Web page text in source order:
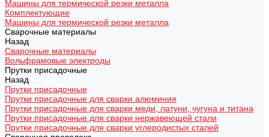
Машины для термической резки металла
Комплектующие
Машины для термической резки металла
Сварочные материалы
Назад
Сварочные материалы
Вольфрамовые электроды
Прутки присадочные
Назад
Прутки присадочные
Прутки присадочные для сварки алюминия
Прутки присадочные для сварки меди, латуни, чугуна и титана
Прутки присадочные для сварки нержавеющей стали
Прутки присадочные для сварки углеродистых сталей